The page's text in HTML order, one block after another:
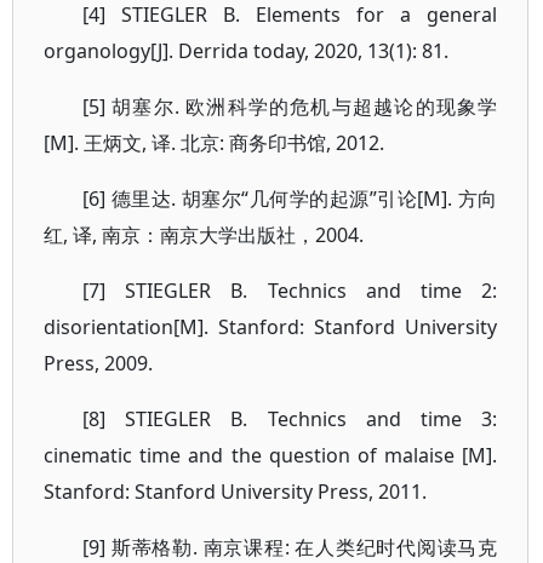
[4] STIEGLER B. Elements for a general
organology[J]. Derrida today, 2020, 13(1): 81.
[5] 胡塞尔. 欧洲科学的危机与超越论的现象学
[M]. 王炳文, 译. 北京: 商务印书馆, 2012.
[6] 德里达. 胡塞尔“几何学的起源”引论[M]. 方向
红, 译, 南京：南京大学出版社，2004.
[7] STIEGLER B. Technics and time 2:
disorientation[M]. Stanford: Stanford University
Press, 2009.
[8] STIEGLER B. Technics and time 3:
cinematic time and the question of malaise [M].
Stanford: Stanford University Press, 2011.
[9] 斯蒂格勒. 南京课程: 在人类纪时代阅读马克